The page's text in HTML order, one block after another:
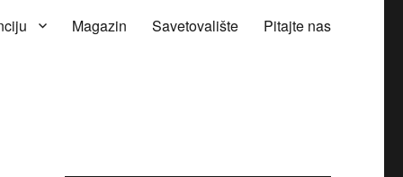
Magazin Savetovalište Pitajte nas